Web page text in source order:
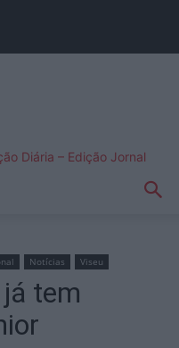
Diária – Edição Jornal
Notícias Viseu
tem